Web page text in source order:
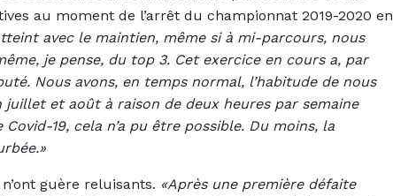
au moment de l’arrêt du championnat 2019-2020 en
avec le maintien, même si à mi-parcours, nous
je pense, du top 3. Cet exercice en cours a, par
Nous avons, en temps normal, l’habitude de nous
et août à raison de deux heures par semaine
19, cela n’a pu être possible. Du moins, la
guère reluisants. «Après une première défaite